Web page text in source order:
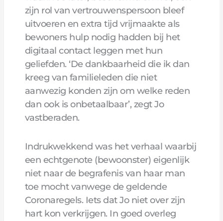
zijn rol van vertrouwenspersoon bleef
uitvoeren en extra tijd vrijmaakte als
bewoners hulp nodig hadden bij het
digitaal contact leggen met hun
geliefden. ‘De dankbaarheid die ik dan
kreeg van familieleden die niet
aanwezig konden zijn om welke reden
dan ook is onbetaalbaar’, zegt Jo
vastberaden.
Indrukwekkend was het verhaal waarbij
een echtgenote (bewoonster) eigenlijk
niet naar de begrafenis van haar man
toe mocht vanwege de geldende
Coronaregels. Iets dat Jo niet over zijn
hart kon verkrijgen. In goed overleg